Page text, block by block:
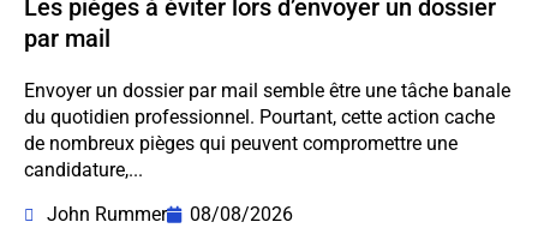
Les pièges à éviter lors d’envoyer un dossier
par mail
Envoyer un dossier par mail semble être une tâche banale
du quotidien professionnel. Pourtant, cette action cache
de nombreux pièges qui peuvent compromettre une
candidature,...
John Rummer
08/08/2026